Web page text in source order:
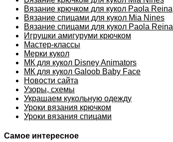
Вязание крючком для кукол Paola Reina
Вязание спицами для кукол Mia Nines
Вязание спицами для кукол Paola Reina
Игрушки амигуруми крючком
Мастер-классы
Мерки кукол
МК для кукол Disney Animators
МК для кукол Galoob Baby Face
Новости сайта
Узоры, схемы
Украшаем кукольную одежду
Уроки вязания крючком
Уроки вязания спицами
Самое интересное